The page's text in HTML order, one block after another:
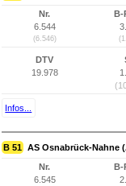
Nr.
6.544
(6.546)
B-
DTV
19.978
Infos...
B 51 AS Osnabrück-Nahne
Nr.
6.545
B-